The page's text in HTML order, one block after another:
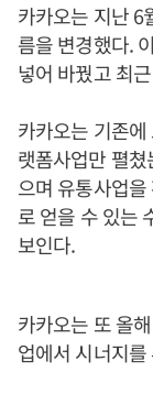
카카오는 지난 6
름을 변경했다.
넣어 바꿨고 최
카카오는 기존
랫폼사업만 펼
으며 유통사업
로 얻을 수 있는
보인다.
카카오는 또 올
업에서 시너지